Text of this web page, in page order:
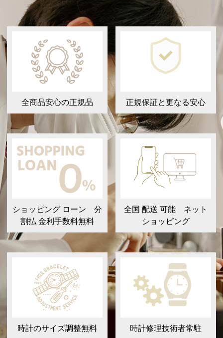
全商品安心の正規品 正規保証と更なる安心
ショッピング ローン 分
割払 金利手数料無料
全国 配送 可能 ネット
ショッピング
時計のサイズ調整無料 時計修理技術者常駐